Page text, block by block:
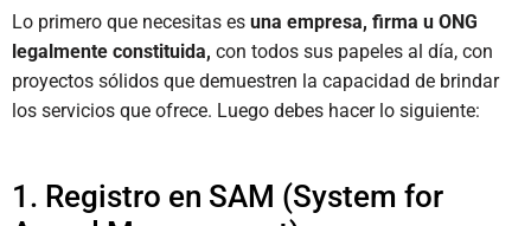
Lo primero que necesitas es una empresa, firma u ONG
legalmente constituida, con todos sus papeles al día, con
proyectos sólidos que demuestren la capacidad de brindar
los servicios que ofrece. Luego debes hacer lo siguiente:
1. Registro en SAM (System for